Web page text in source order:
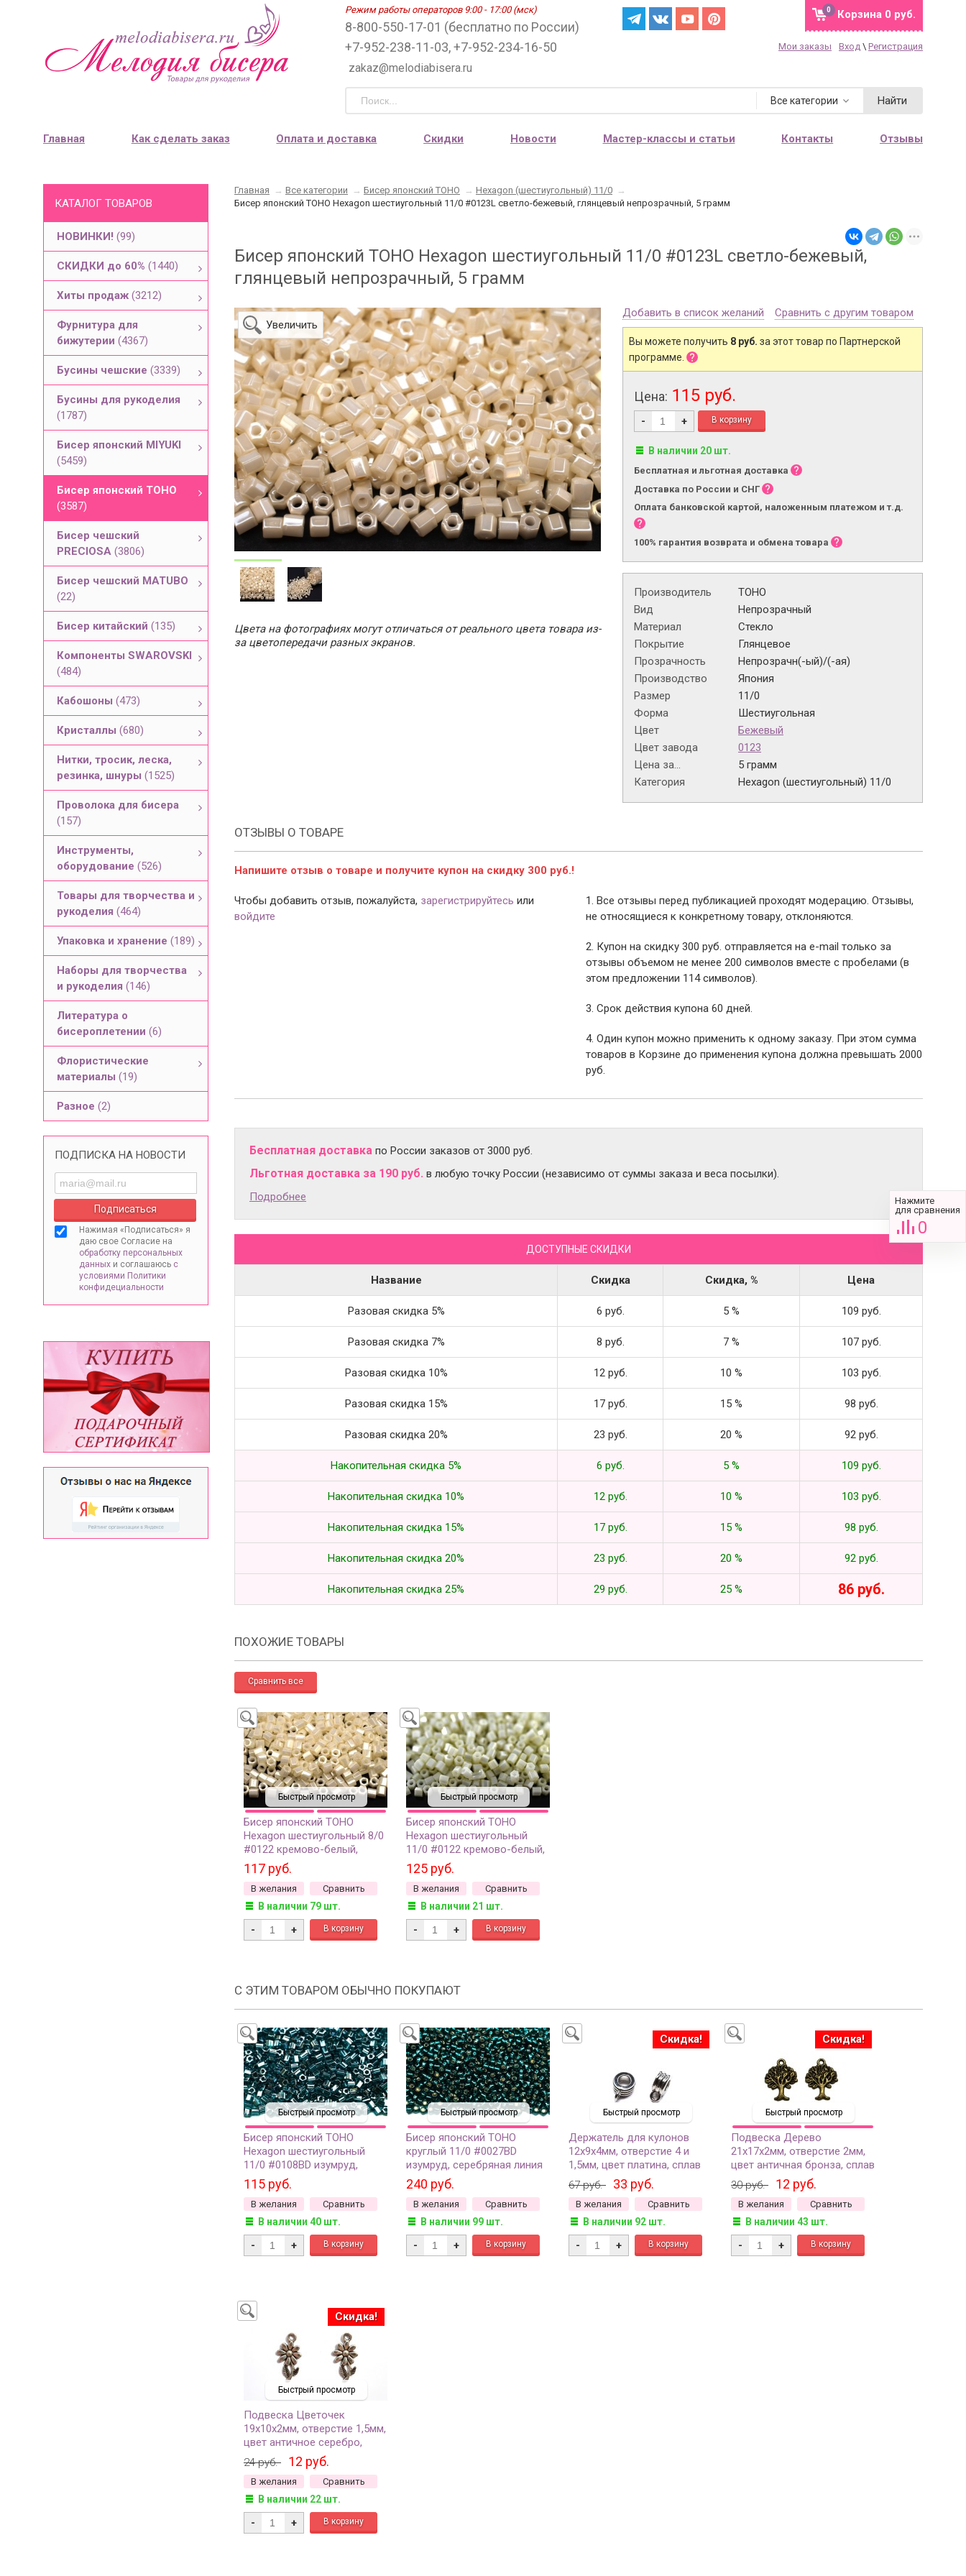
Режим работы операторов 9:00 - 17:00 (мск)
8-800-550-17-01 (бесплатно по России)
+7-952-238-11-03, +7-952-234-16-50
zakaz@melodiabisera.ru
Корзина 0 руб.
0
Мои заказы Вход \ Регистрация
Все категории Найти
Главная Как сделать заказ Оплата и доставка Скидки Новости Мастер-классы и статьи Контакты Отзывы
КАТАЛОГ ТОВАРОВ
НОВИНКИ! (99)
СКИДКИ до 60% (1440)
Хиты продаж (3212)
Фурнитура для
бижутерии (4367)
Бусины чешские (3339)
Бусины для рукоделия
(1787)
Бисер японский MIYUKI
(5459)
Бисер японский TOHO
(3587)
Бисер чешский
PRECIOSA (3806)
Бисер чешский MATUBO
(22)
Бисер китайский (135)
Компоненты SWAROVSKI
(484)
Кабошоны (473)
Кристаллы (680)
Нитки, тросик, леска,
резинка, шнуры (1525)
Проволока для бисера
(157)
Инструменты,
оборудование (526)
Товары для творчества и
рукоделия (464)
Упаковка и хранение (189)
Наборы для творчества
и рукоделия (146)
Литература о
бисероплетении (6)
Флористические
материалы (19)
Разное (2)
ПОДПИСКА НА НОВОСТИ
Нажимая «Подписаться» я
даю свое Согласие на
обработку персональных
данных и соглашаюсь с
условиями Политики
конфидециальности
Главная → Все категории → Бисер японский TOHO → Hexagon (шестиугольный) 11/0 →
Бисер японский TOHO Hexagon шестиугольный 11/0 #0123L светло-бежевый, глянцевый непрозрачный, 5 грамм
Бисер японский TOHO Hexagon шестиугольный 11/0 #0123L светло-бежевый,
глянцевый непрозрачный, 5 грамм
Увеличить
Цвета на фотографиях могут отличаться от реального цвета товара из-
за цветопередачи разных экранов.
Добавить в список желаний Сравнить с другим товаром
Вы можете получить 8 руб. за этот товар по Партнерской
программе.
Цена: 115 руб.
- +
В наличии 20 шт.
Бесплатная и льготная доставка
Доставка по России и СНГ
Оплата банковской картой, наложенным платежом и т.д.
100% гарантия возврата и обмена товара
Производитель
TOHO
Вид
Непрозрачный
Материал
Стекло
Покрытие
Глянцевое
Прозрачность
Непрозрачн(-ый)/(-ая)
Производство
Япония
Размер
11/0
Форма
Шестиугольная
Цвет
Бежевый
Цвет завода
0123
Цена за...
5 грамм
Категория
Hexagon (шестиугольный) 11/0
ОТЗЫВЫ О ТОВАРЕ
Напишите отзыв о товаре и получите купон на скидку 300 руб.!
Чтобы добавить отзыв, пожалуйста, зарегистрируйтесь или
войдите
1. Все отзывы перед публикацией проходят модерацию. Отзывы,
не относящиеся к конкретному товару, отклоняются.
2. Купон на скидку 300 руб. отправляется на e-mail только за
отзывы объемом не менее 200 символов вместе с пробелами (в
этом предложении 114 символов).
3. Срок действия купона 60 дней.
4. Один купон можно применить к одному заказу. При этом сумма
товаров в Корзине до применения купона должна превышать 2000
руб.
Бесплатная доставка по России заказов от 3000 руб.
Льготная доставка за 190 руб. в любую точку России (независимо от суммы заказа и веса посылки).
Подробнее
ДОСТУПНЫЕ СКИДКИ
Название Скидка Скидка, % Цена
Разовая скидка 5% 6 руб. 5 % 109 руб.
Разовая скидка 7% 8 руб. 7 % 107 руб.
Разовая скидка 10% 12 руб. 10 % 103 руб.
Разовая скидка 15% 17 руб. 15 % 98 руб.
Разовая скидка 20% 23 руб. 20 % 92 руб.
Накопительная скидка 5% 6 руб. 5 % 109 руб.
Накопительная скидка 10% 12 руб. 10 % 103 руб.
Накопительная скидка 15% 17 руб. 15 % 98 руб.
Накопительная скидка 20% 23 руб. 20 % 92 руб.
Накопительная скидка 25% 29 руб. 25 % 86 руб.
ПОХОЖИЕ ТОВАРЫ
Быстрый просмотр
Бисер японский TOHO
Hexagon шестиугольный 8/0
#0122 кремово-белый,
глянцевый непрозрачный, 5
грамм
117 руб.
В желания Сравнить
В наличии 79 шт.
- +
Быстрый просмотр
Бисер японский TOHO
Hexagon шестиугольный
11/0 #0122 кремово-белый,
глянцевый непрозрачный, 5
грамм
125 руб.
В желания Сравнить
В наличии 21 шт.
- +
С ЭТИМ ТОВАРОМ ОБЫЧНО ПОКУПАЮТ
Быстрый просмотр
Бисер японский TOHO
Hexagon шестиугольный
11/0 #0108BD изумруд,
глянцевый прозрачный, 5
грамм
115 руб.
В желания Сравнить
В наличии 40 шт.
- +
Быстрый просмотр
Бисер японский TOHO
круглый 11/0 #0027BD
изумруд, серебряная линия
внутри, 10 грамм
240 руб.
В желания Сравнить
В наличии 99 шт.
- +
Быстрый просмотр
Скидка!
Держатель для кулонов
12х9х4мм, отверстие 4 и
1,5мм, цвет платина, сплав
металлов, 03-022, 2шт
67 руб. 33 руб.
В желания Сравнить
В наличии 92 шт.
- +
Быстрый просмотр
Скидка!
Подвеска Дерево
21х17х2мм, отверстие 2мм,
цвет античная бронза, сплав
металлов, 22-131, 2шт
30 руб. 12 руб.
В желания Сравнить
В наличии 43 шт.
- +
Быстрый просмотр
Скидка!
Подвеска Цветочек
19х10х2мм, отверстие 1,5мм,
цвет античное серебро,
сплав металлов, 22-135, 2шт
24 руб. 12 руб.
В желания Сравнить
В наличии 22 шт.
- +
Нажмите
для сравнения
0